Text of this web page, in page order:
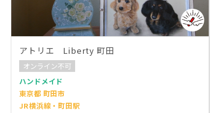
アトリエ Liberty 町田
オンライン不可
ハンドメイド
東京都 町田市
JR横浜線・町田駅